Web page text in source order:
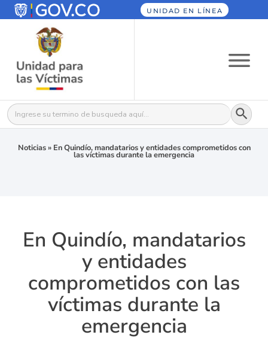
UNIDAD EN LÍNEA
Buscar: Botón
Noticias» En Quindío, mandatarios y entidades comprometidos con
las víctimas durante la emergencia
En Quindío, mandatarios
y entidades
comprometidos con las
víctimas durante la
emergencia